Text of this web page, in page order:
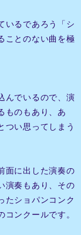
いるであろう「シ
ことのない曲を極
んでいるので、演
ものもあり、あ
つい思ってしまう
面に出した演奏の
演奏もあり、その
たショパンコンク
ンクールです。